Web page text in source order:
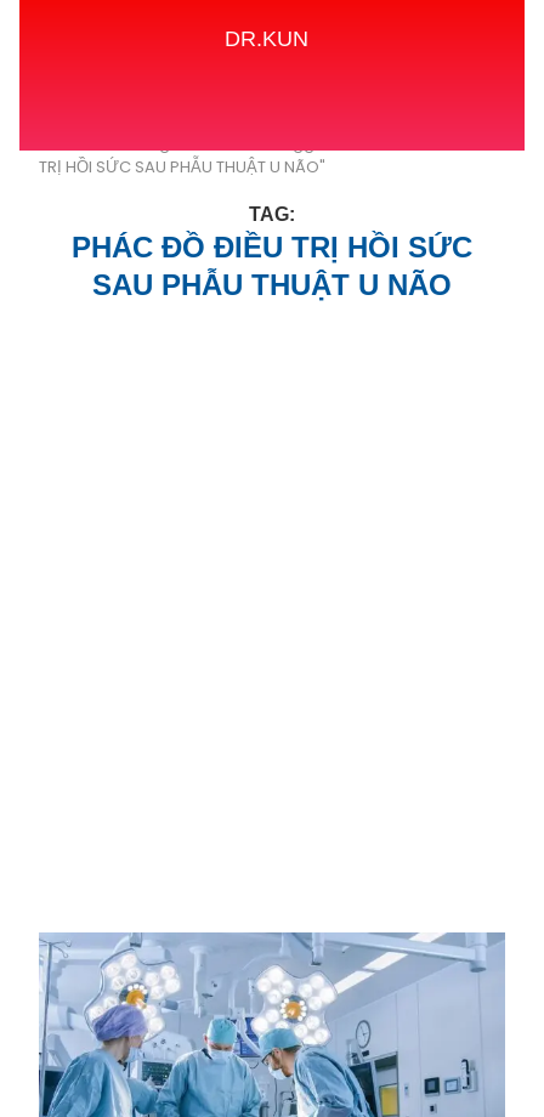
DR.KUN
TRỊ HỒI SỨC SAU PHẪU THUẬT U NÃO"
TAG:
PHÁC ĐỒ ĐIỀU TRỊ HỒI SỨC
SAU PHẪU THUẬT U NÃO